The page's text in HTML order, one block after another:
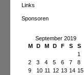
Links
Sponsoren
September 2019
M D M D F S
S
1
2
3 4 5 6 7
8
9
10 11 12 13 14 15